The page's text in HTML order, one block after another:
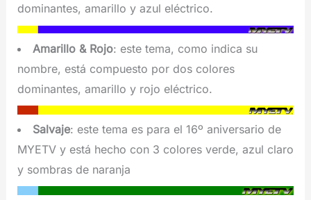
dominantes, amarillo y azul eléctrico.
Amarillo & Rojo: este tema, como indica su
nombre, está compuesto por dos colores
dominantes, amarillo y rojo eléctrico.
Salvaje: este tema es para el 16º aniversario de
MYETV y está hecho con 3 colores verde, azul claro
y sombras de naranja